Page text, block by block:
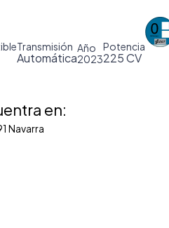
Transmisión
Automática
Año
2023
Potencia
225 CV
en:
Navarra